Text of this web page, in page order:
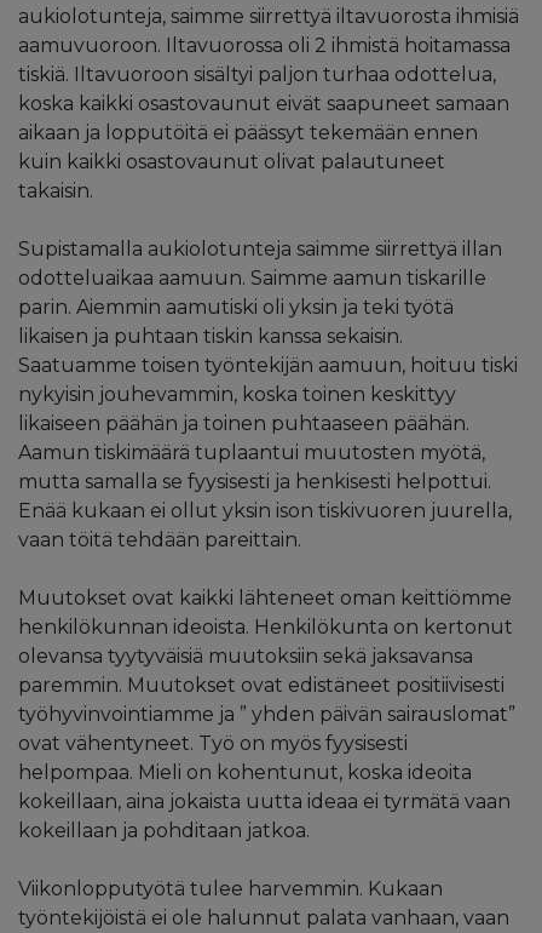
aukiolotunteja, saimme siirrettyä iltavuorosta ihmisiä
aamuvuoroon. Iltavuorossa oli 2 ihmistä hoitamassa
tiskiä. Iltavuoroon sisältyi paljon turhaa odottelua,
koska kaikki osastovaunut eivät saapuneet samaan
aikaan ja lopputöitä ei päässyt tekemään ennen
kuin kaikki osastovaunut olivat palautuneet
takaisin.
Supistamalla aukiolotunteja saimme siirrettyä illan
odotteluaikaa aamuun. Saimme aamun tiskarille
parin. Aiemmin aamutiski oli yksin ja teki työtä
likaisen ja puhtaan tiskin kanssa sekaisin.
Saatuamme toisen työntekijän aamuun, hoituu tiski
nykyisin jouhevammin, koska toinen keskittyy
likaiseen päähän ja toinen puhtaaseen päähän.
Aamun tiskimäärä tuplaantui muutosten myötä,
mutta samalla se fyysisesti ja henkisesti helpottui.
Enää kukaan ei ollut yksin ison tiskivuoren juurella,
vaan töitä tehdään pareittain.
Muutokset ovat kaikki lähteneet oman keittiömme
henkilökunnan ideoista. Henkilökunta on kertonut
olevansa tyytyväisiä muutoksiin sekä jaksavansa
paremmin. Muutokset ovat edistäneet positiivisesti
työhyvinvointiamme ja ” yhden päivän sairauslomat”
ovat vähentyneet. Työ on myös fyysisesti
helpompaa. Mieli on kohentunut, koska ideoita
kokeillaan, aina jokaista uutta ideaa ei tyrmätä vaan
kokeillaan ja pohditaan jatkoa.
Viikonlopputyötä tulee harvemmin. Kukaan
työntekijöistä ei ole halunnut palata vanhaan, vaan